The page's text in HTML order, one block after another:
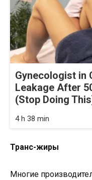
Gynecologist in
Leakage After
(Stop Doing
4 h 38 min
Транс-жиры
Многие